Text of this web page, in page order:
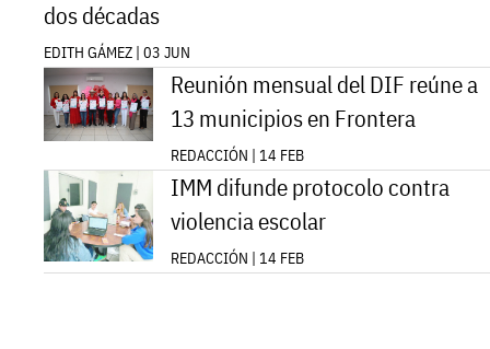
dos décadas
EDITH GÁMEZ | 03 JUN
Reunión mensual del DIF reúne a
13 municipios en Frontera
REDACCIÓN | 14 FEB
IMM difunde protocolo contra
violencia escolar
REDACCIÓN | 14 FEB